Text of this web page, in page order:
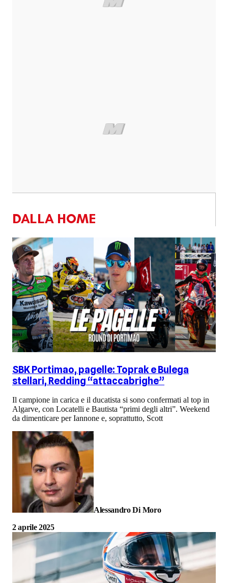
DALLA HOME
SBK Portimao, pagelle: Toprak e Bulega
stellari, Redding “attaccabrighe”
Il campione in carica e il ducatista si sono confermati al top in
Algarve, con Locatelli e Bautista “primi degli altri”. Weekend
da dimenticare per Iannone e, soprattutto, Scott
Alessandro Di Moro
2 aprile 2025